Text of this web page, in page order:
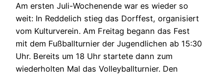
Am ersten Juli-Wochenende war es wieder so
weit: In Reddelich stieg das Dorffest, organisiert
vom Kulturverein. Am Freitag begann das Fest
mit dem Fußballturnier der Jugendlichen ab 15:30
Uhr. Bereits um 18 Uhr startete dann zum
wiederholten Mal das Volleyballturnier. Den